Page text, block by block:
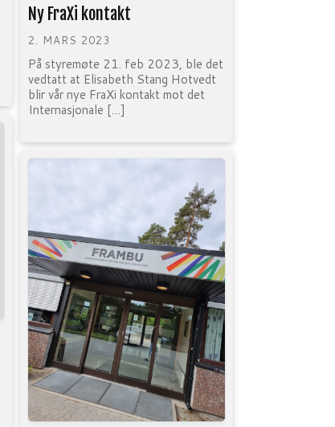
Ny FraXi kontakt
2. MARS 2023
På styremøte 21. feb 2023, ble det
vedtatt at Elisabeth Stang Hotvedt
blir vår nye FraXi kontakt mot det
Internasjonale […]